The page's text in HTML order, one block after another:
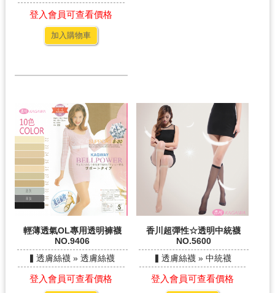
登入會員可查看價格
加入購物車
輕薄透氣OL專用透明褲襪
NO.9406
▍透膚絲襪 » 透膚絲襪
登入會員可查看價格
香川超彈性☆透明中統襪
NO.5600
▍透膚絲襪 » 中統襪
登入會員可查看價格